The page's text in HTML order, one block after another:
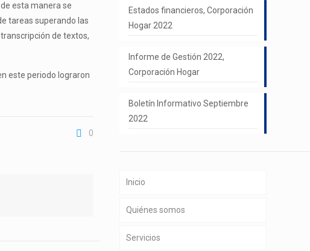
esta manera se
tareas superando las
de textos,
este periodo lograron
0
Estados financieros, Corporación
Hogar 2022
Informe de Gestión 2022,
Corporación Hogar
Boletín Informativo Septiembre
2022
Inicio
Quiénes somos
Servicios